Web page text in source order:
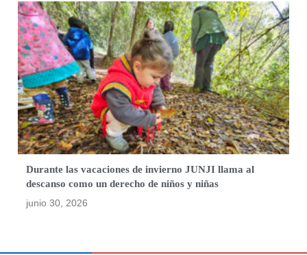
Durante las vacaciones de invierno JUNJI llama al
descanso como un derecho de niños y niñas
junio 30, 2026